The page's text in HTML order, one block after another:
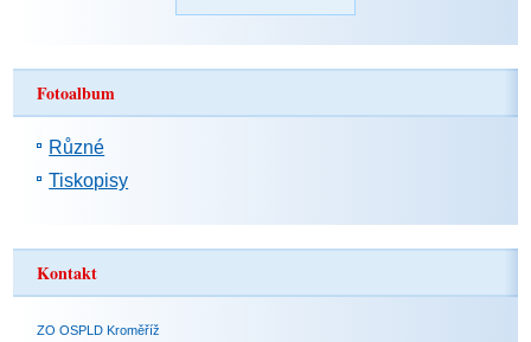
Fotoalbum
Různé
Tiskopisy
Kontakt
ZO OSPLD Kroměříž